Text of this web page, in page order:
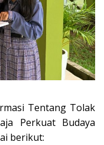
Tentang Tolak
Perkuat Budaya
berikut: